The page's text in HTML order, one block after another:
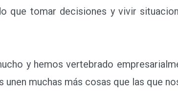
que tomar decisiones y vivir
y hemos vertebrado
muchas más cosas que las que